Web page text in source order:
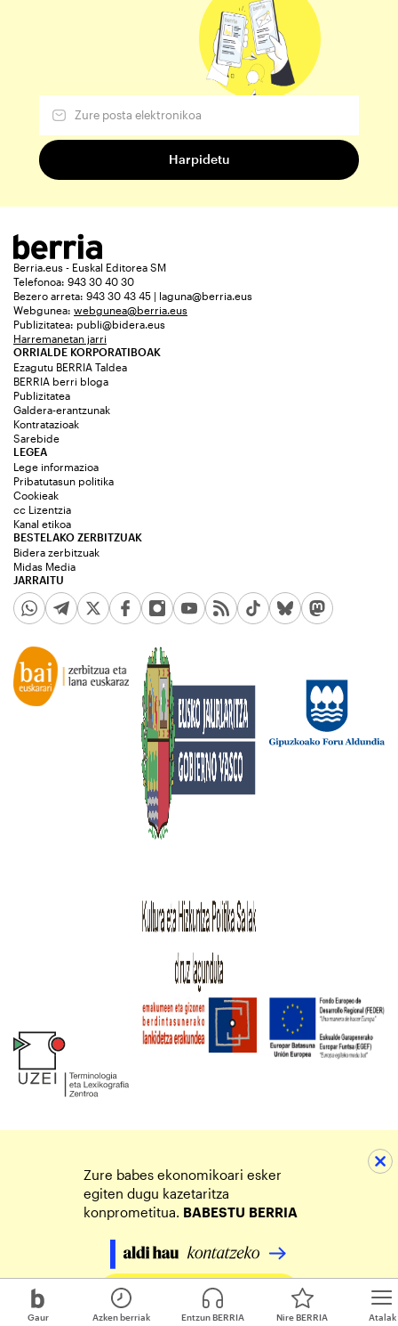
Gaur Atalak
Azken berriak Entzun BERRIA Nire BERRIA
Berria.eus - Euskal Editorea SM
Telefonoa: 943 30 40 30
Bezero arreta: 943 30 43 45 | laguna@berria.eus
Webgunea: webgunea@berria.eus
Publizitatea: publi@bidera.eus
Harremanetan jarri
ORRIALDE KORPORATIBOAK
Ezagutu BERRIA Taldea
BERRIA berri bloga
Publizitatea
Galdera-erantzunak
Kontratazioak
Sarebide
JARRAITU
LEGEA
Lege informazioa
Pribatutasun politika
Cookieak
cc Lizentzia
Kanal etikoa
BESTELAKO ZERBITZUAK
Bidera zerbitzuak
Midas Media
Zure babes ekonomikoari esker
egiten dugu kazetaritza
konprometitua. BABESTU BERRIA
Egin zure ekarpena